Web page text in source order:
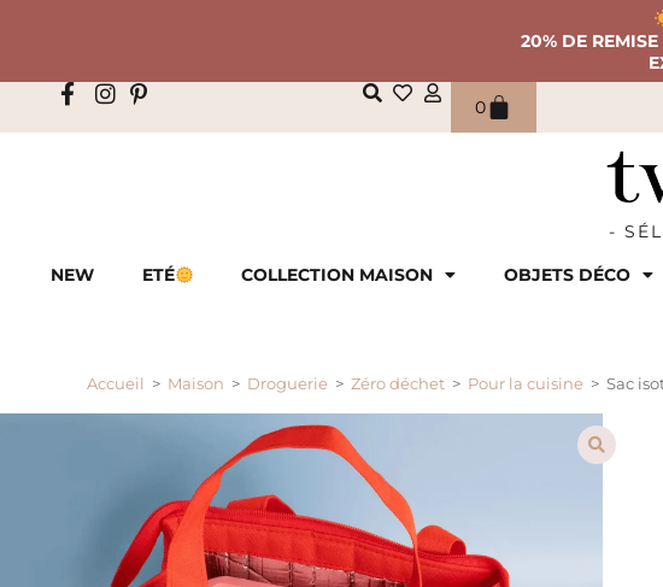
20% DE
0
-
NEW
ETÉ COLLECTION MAISON OBJETS DÉCO
Accueil > Maison > Droguerie > Zéro déchet > Pour la cuisine > Sac